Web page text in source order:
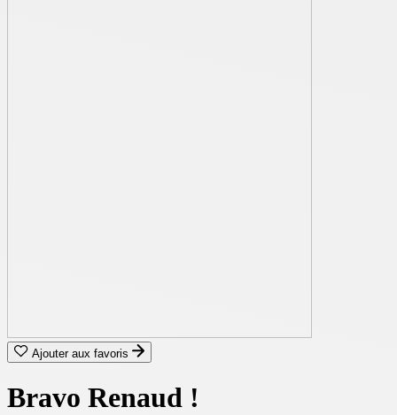
Ajouter aux favoris
Bravo Renaud !